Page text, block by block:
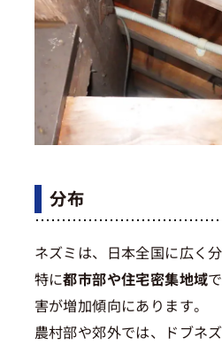
分布
ネズミは、日本全国に広く
特に都市部や住宅密集地域
害が増加傾向にあります。
農村部や郊外では、ドブネ